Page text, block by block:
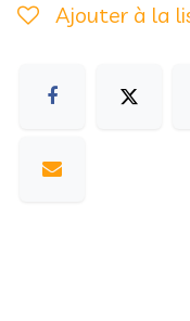
Ajouter à la